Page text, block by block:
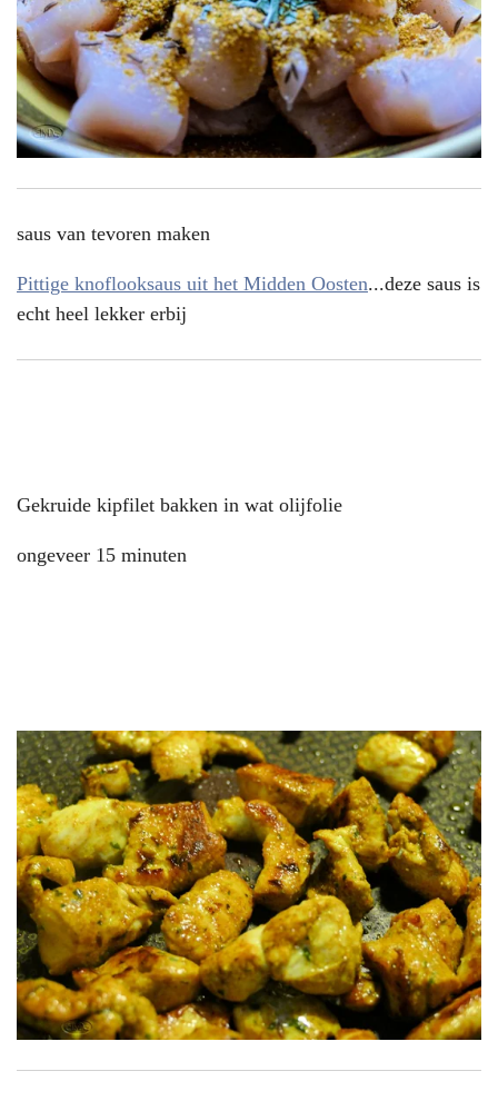
saus van tevoren maken
Pittige knoflooksaus uit het Midden Oosten...deze saus is
echt heel lekker erbij
Gekruide kipfilet bakken in wat olijfolie
ongeveer 15 minuten